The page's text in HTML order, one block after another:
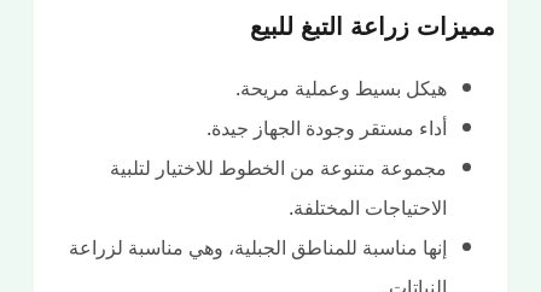
زراعة التبغ للبيع
هيكل بسيط وعملية مريحة.
أداء مستقر وجودة الجهاز جيدة.
مجموعة متنوعة من الخطوط للاختيار لتلبية
الاحتياجات المختلفة.
إنها مناسبة للمناطق الجبلية، وهي مناسبة لزراعة